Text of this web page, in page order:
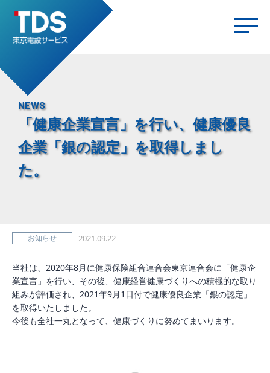
NEWS
「健康企業宣言」を行い、健康優良
企業「銀の認定」を取得しまし
た。
お知らせ 2021.09.22
当社は、2020年8月に健康保険組合連合会東京連合会に「健康企
業宣言」を行い、その後、健康経営健康づくりへの積極的な取り
組みが評価され、2021年9月1日付で健康優良企業「銀の認定」
を取得いたしました。
今後も全社一丸となって、健康づくりに努めてまいります。